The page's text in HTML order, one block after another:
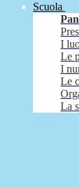
Scuola
I
Le
I
Le
La